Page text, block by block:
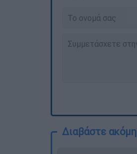
Διαβάστε ακόμη